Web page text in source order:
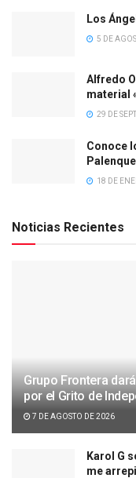
Los
5 DE
Alfredo
material
29 DE
Conoce
18 DE
Noticias Recientes
Grupo Frontera
por el Grito de
7 DE AGOSTO DE 2026
Karol G
me